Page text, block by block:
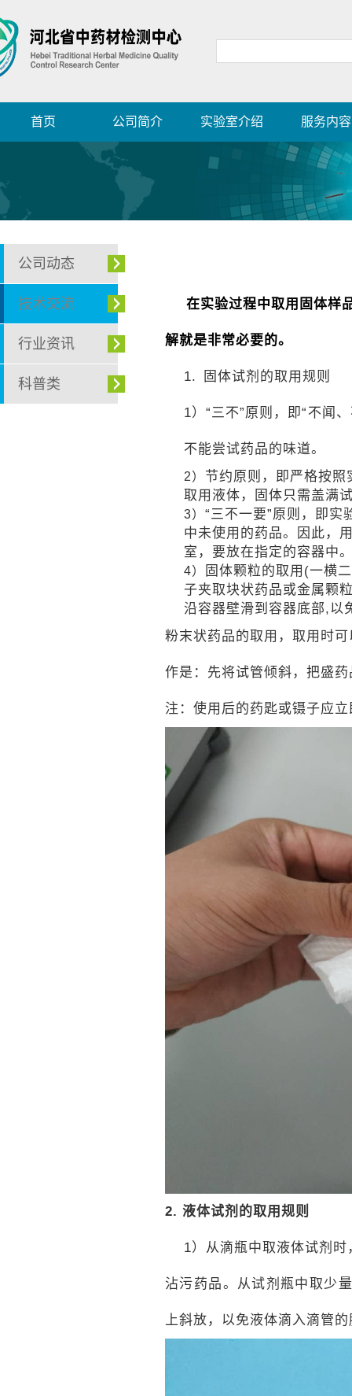
首页 公司简介 实验室介绍 服务内容
公司动态
技术交流
行业资讯
科普类
在实验过程中取用固体样
解就是非常必要的。
1. 固体试剂的取用规则
1）“三不”原则，即“不闻
不能尝试药品的味道。
2） 节约原则，即严格按
取用液体，固体只需盖满
3） “三不一要”原则，即实
中未使用的药品。因此，
室，要放在指定的容器中
4）
固体颗粒的取用(一横
子夹取块状药品或金属颗
沿容器壁滑到容器底部,以
粉末状药品的取用，取用时
作是：先将试管倾斜，把盛
注：使用后的药匙或镊子应
2. 液体试剂的取用规则
1）从滴瓶中取液体试剂时
沾污药品。从试剂瓶中取少
上斜放，以免液体滴入滴管